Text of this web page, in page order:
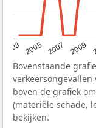
2003 2005 2007 2009
Bovenstaande
boven de grafiek
(materiële schade,
bekijken.